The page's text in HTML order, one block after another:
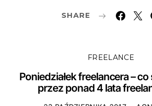
SHARE
FREELANCE
Poniedziałek freelancera – co
przez ponad 4 lata